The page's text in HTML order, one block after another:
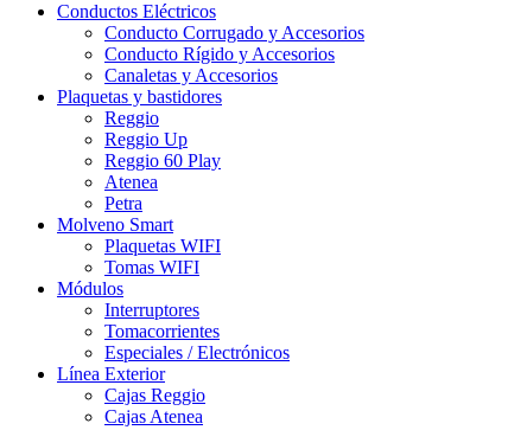
Conductos Eléctricos
Conducto Corrugado y Accesorios
Conducto Rígido y Accesorios
Canaletas y Accesorios
Plaquetas y bastidores
Reggio
Reggio Up
Reggio 60 Play
Atenea
Petra
Molveno Smart
Plaquetas WIFI
Tomas WIFI
Módulos
Interruptores
Tomacorrientes
Especiales / Electrónicos
Línea Exterior
Cajas Reggio
Cajas Atenea